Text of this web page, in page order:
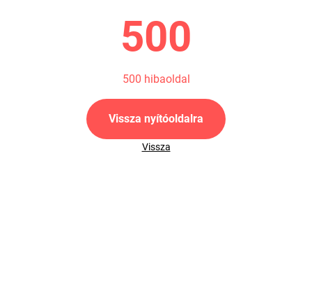
500
500 hibaoldal
Vissza nyítóoldalra
Vissza